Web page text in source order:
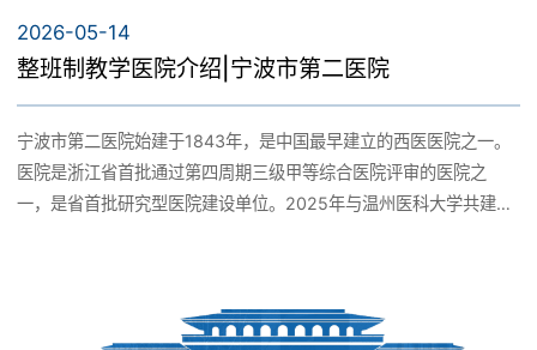
行体外循环下心脏微创多瓣膜置换、复杂先心矫治术、心脏冠脉搭
桥术、肝肾移植、脑干肿瘤摘除、关节置换、颈椎手术、冠脉完全
闭塞病变的PTCA术、经尿道前列腺等离子体剜除术，心梗、脑梗等
肠镜、宫腔镜等多种内腔镜下微创手术，肿瘤与血管介入微创等诊
治，形成了一套较完整的医疗技术体系。肺癌研究中心、肝胆疾病
诊治中心、胃肠疾病诊治中心、脑卒中诊治中心、胸痛诊治中心、
致力于加快学科建设、专业细化和整合步伐，不断优化专业结构，
余人，2025年服务门诊病友678.86万人次，服务住院病友22.92万
人次。是温州医科大学附属医院，浙江大学医学院、南京大学医学
院、杭州医学院的教学医院，美国芝加哥医学院和瑞典卡罗琳斯卡
监部门认定的医院临床药物试验基地，建有国家级博士后工作站、
省级院士工作站和省级研究生联合培养基地。2018年，与浙江大学
合作成立并挂牌浙江大学台州医院。
2026-05-14
整班制教学医院介绍|宁波市第二医院
宁波市第二医院始建于1843年，是中国最早建立的西医医院之一。
医院是浙江省首批通过第四周期三级甲等综合医院评审的医院之
一，是省首批研究型医院建设单位。2025年与温州医科大学共建温